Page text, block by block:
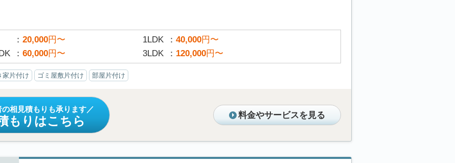
20,000円〜 1LDK 40,000円〜
60,000円〜 3LDK 120,000円〜
家片付け ゴミ屋敷片付け 部屋片付け
の相見積もりも承ります
もりはこちら 料金やサービスを見る